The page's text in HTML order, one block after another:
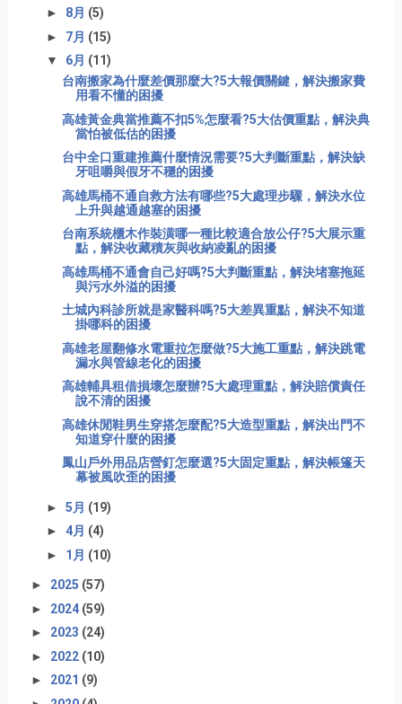
► 8月 (5)
► 7月 (15)
▼ 6月 (11)
台南搬家為什麼差價那麼大?5大報價關鍵，解決搬家費
用看不懂的困擾
高雄黃金典當推薦不扣5%怎麼看?5大估價重點，解決典
當怕被低估的困擾
台中全口重建推薦什麼情況需要?5大判斷重點，解決缺
牙咀嚼與假牙不穩的困擾
高雄馬桶不通自救方法有哪些?5大處理步驟，解決水位
上升與越通越塞的困擾
台南系統櫃木作裝潢哪一種比較適合放公仔?5大展示重
點，解決收藏積灰與收納凌亂的困擾
高雄馬桶不通會自己好嗎?5大判斷重點，解決堵塞拖延
與污水外溢的困擾
土城內科診所就是家醫科嗎?5大差異重點，解決不知道
掛哪科的困擾
高雄老屋翻修水電重拉怎麼做?5大施工重點，解決跳電
漏水與管線老化的困擾
高雄輔具租借損壞怎麼辦?5大處理重點，解決賠償責任
說不清的困擾
高雄休閒鞋男生穿搭怎麼配?5大造型重點，解決出門不
知道穿什麼的困擾
鳳山戶外用品店營釘怎麼選?5大固定重點，解決帳篷天
幕被風吹歪的困擾
► 5月 (19)
► 4月 (4)
► 1月 (10)
► 2025 (57)
► 2024 (59)
► 2023 (24)
► 2022 (10)
► 2021 (9)